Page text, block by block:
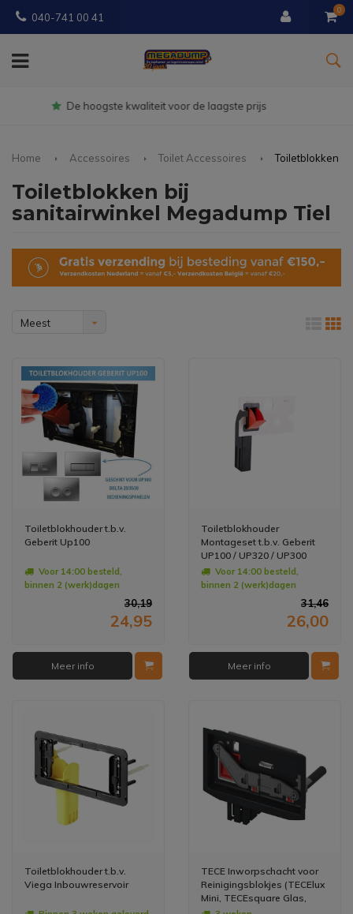
040-741 00 41
0
Gratisbezorgd vanaf € 150
Home Accessoires Toilet Accessoires Toiletblokken
Toiletblokken bij
sanitairwinkel Megadump Tiel
Meest
Toiletblokhouder t.b.v.
Geberit Up100
Voor 14:00 besteld,
binnen 2 (werk)dagen
30,19
24,95
Meer info
Toiletblokhouder
Montageset t.b.v. Geberit
UP100 / UP320 / UP300
Voor 14:00 besteld,
binnen 2 (werk)dagen
31,46
26,00
Meer info
Toiletblokhouder t.b.v.
Viega Inbouwreservoir
TECE Inworpschacht voor
Reinigingsblokjes (TECElux
Mini, TECEsquare Glas,
TECEvelvet, TECEloop en